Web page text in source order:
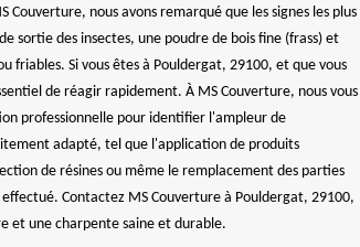
Couverture, nous avons remarqué que les signes les plus
sortie des insectes, une poudre de bois fine (frass) et
friables. Si vous êtes à Pouldergat, 29100, et que vous
de réagir rapidement. À MS Couverture, nous vous
professionnelle pour identifier l'ampleur de
adapté, tel que l'application de produits
de résines ou même le remplacement des parties
Contactez MS Couverture à Pouldergat, 29100,
et une charpente saine et durable.